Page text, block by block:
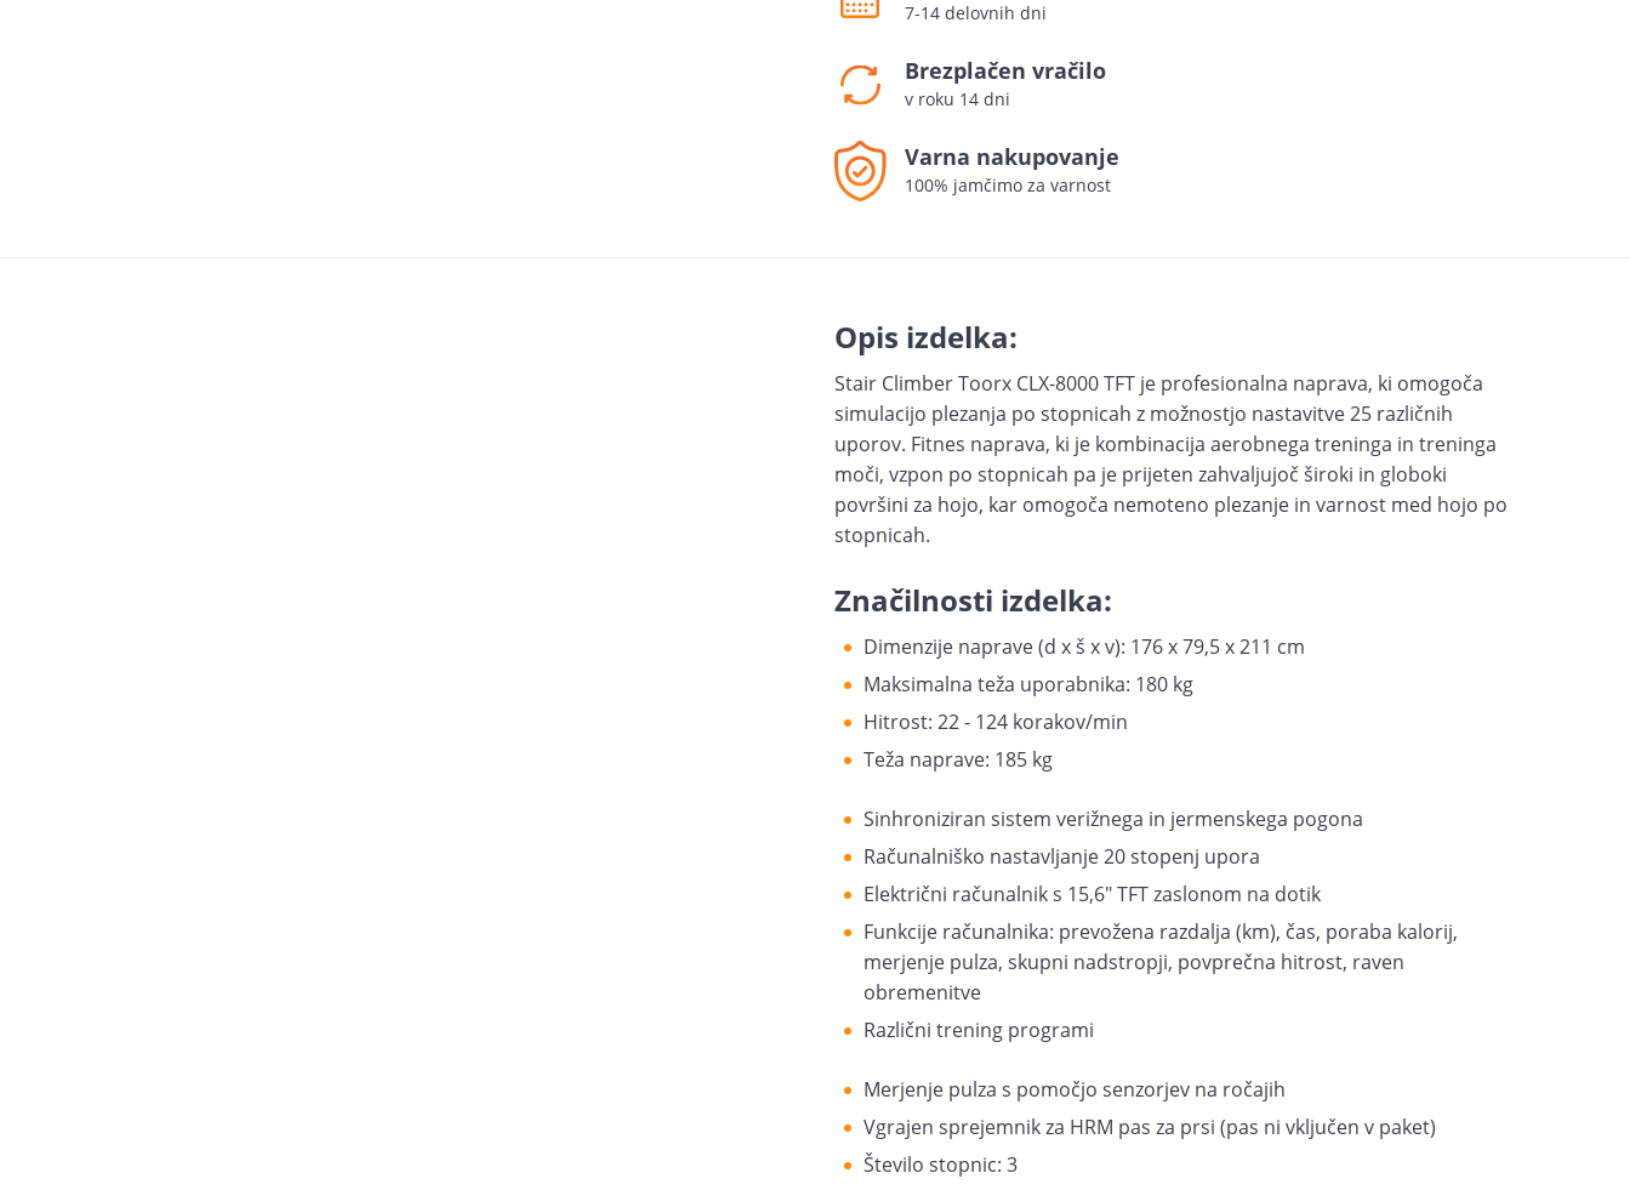
7-14 delovnih dni
Brezplačen vračilo
v roku 14 dni
Varna nakupovanje
100% jamčimo za varnost
Opis izdelka:
Stair Climber Toorx CLX-8000 TFT je profesionalna naprava, ki omogoča
simulacijo plezanja po stopnicah z možnostjo nastavitve 25 različnih
uporov. Fitnes naprava, ki je kombinacija aerobnega treninga in treninga
moči, vzpon po stopnicah pa je prijeten zahvaljujoč široki in globoki
površini za hojo, kar omogoča nemoteno plezanje in varnost med hojo po
stopnicah.
Značilnosti izdelka:
Dimenzije naprave (d x š x v): 176 x 79,5 x 211 cm
Maksimalna teža uporabnika: 180 kg
Hitrost: 22 - 124 korakov/min
Teža naprave: 185 kg
Sinhroniziran sistem verižnega in jermenskega pogona
Računalniško nastavljanje 20 stopenj upora
Električni računalnik s 15,6" TFT zaslonom na dotik
Funkcije računalnika: prevožena razdalja (km), čas, poraba kalorij,
merjenje pulza, skupni nadstropji, povprečna hitrost, raven
obremenitve
Različni trening programi
Merjenje pulza s pomočjo senzorjev na ročajih
Vgrajen sprejemnik za HRM pas za prsi (pas ni vključen v paket)
Število stopnic: 3